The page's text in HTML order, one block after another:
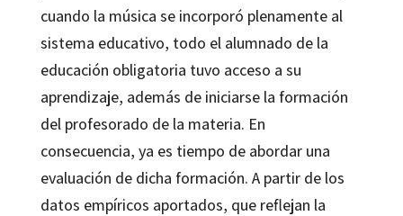
cuando la música se incorporó plenamente al
sistema educativo, todo el alumnado de la
educación obligatoria tuvo acceso a su
aprendizaje, además de iniciarse la formación
del profesorado de la materia. En
consecuencia, ya es tiempo de abordar una
evaluación de dicha formación. A partir de los
datos empíricos aportados, que reflejan la